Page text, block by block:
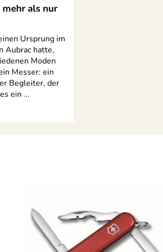
als nur
Ursprung im
Aubrac hatte,
Moden
Messer: ein
Begleiter, der
ein ...